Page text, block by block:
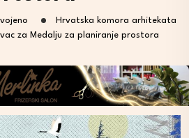
Hrvatska komora arhitekata
za Medalju za planiranje prostora